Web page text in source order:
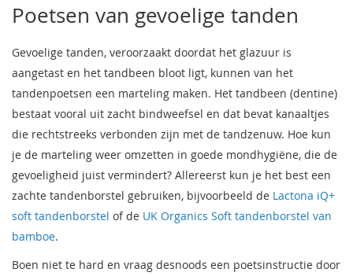
Poetsen van gevoelige tanden
Gevoelige tanden, veroorzaakt doordat het glazuur is
aangetast en het tandbeen bloot ligt, kunnen van het
tandenpoetsen een marteling maken. Het tandbeen (dentine)
bestaat vooral uit zacht bindweefsel en dat bevat kanaaltjes
die rechtstreeks verbonden zijn met de tandzenuw. Hoe kun
je de marteling weer omzetten in goede mondhygiëne, die de
gevoeligheid juist vermindert? Allereerst kun je het best een
zachte tandenborstel gebruiken, bijvoorbeeld de Lactona iQ+
soft tandenborstel of de UK Organics Soft tandenborstel van
bamboe.
Boen niet te hard en vraag desnoods een poetsinstructie door